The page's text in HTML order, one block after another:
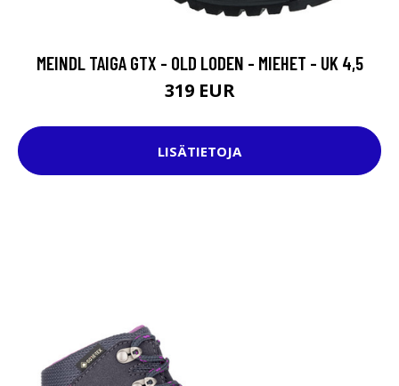
MEINDL TAIGA GTX - OLD LODEN - MIEHET - UK 4,5
319 EUR
LISÄTIETOJA